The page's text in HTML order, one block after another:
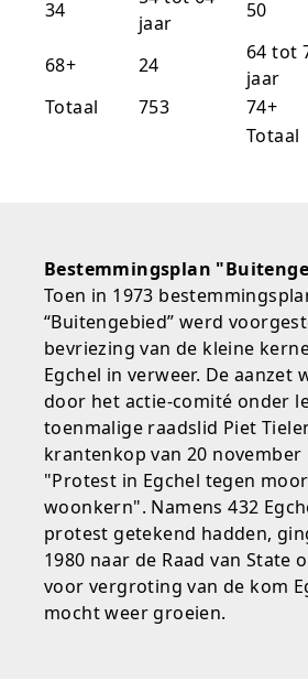
34
jaar
50
68+ 24
64 tot
jaar
Totaal
753 74+
Totaal
Bestemmingsplan
Toen in 1973
“Buitengebied” werd
bevriezing van de kleine
Egchel in verweer. De aanzet
door het actie-comité onder
toenmalige raadslid Piet
krantenkop van 20 november
"Protest in Egchel tegen
woonkern". Namens 432
protest getekend hadden,
1980 naar de Raad van State
voor vergroting van de kom
mocht weer groeien.